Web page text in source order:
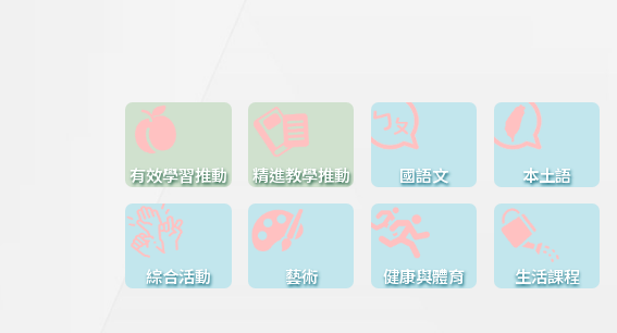
有效學習推動 精進教學推動 國語文 本土語
綜合活動 藝術 健康與體育 生活課程